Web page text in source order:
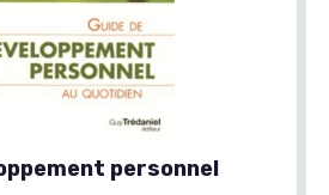
personnel